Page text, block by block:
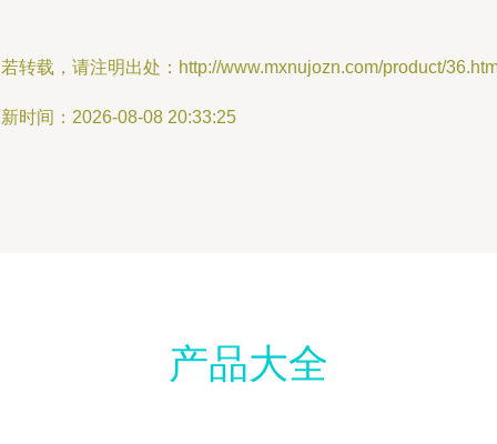
转载，请注明出处：http://www.mxnujozn.com/product/
时间：2026-08-08 20:33:25
产品大全